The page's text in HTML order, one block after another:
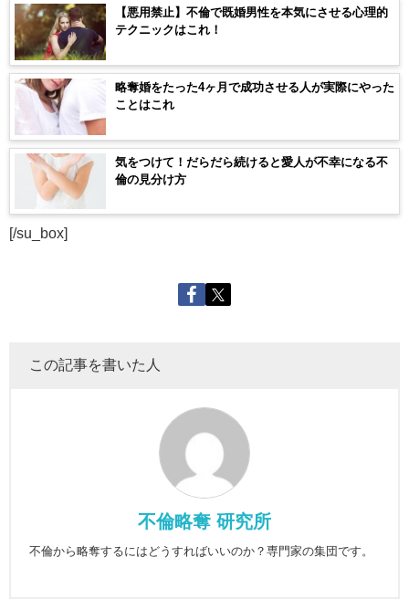
【悪用禁止】不倫で既婚男性を本気にさせる心理的
テクニックはこれ！
略奪婚をたった4ヶ月で成功させる人が実際にやった
ことはこれ
気をつけて！だらだら続けると愛人が不幸になる不
倫の見分け方
[/su_box]
この記事を書いた人
不倫略奪 研究所
不倫から略奪するにはどうすればいいのか？専門家の集団です。